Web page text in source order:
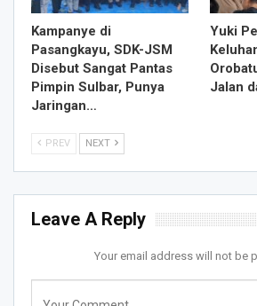
Kampanye di
Pasangkayu, SDK-JSM
Disebut Sangat Pantas
Pimpin Sulbar, Punya
Jaringan…
Yuki
Jalan
PREV NEXT
Leave A Reply
Your email address will not be